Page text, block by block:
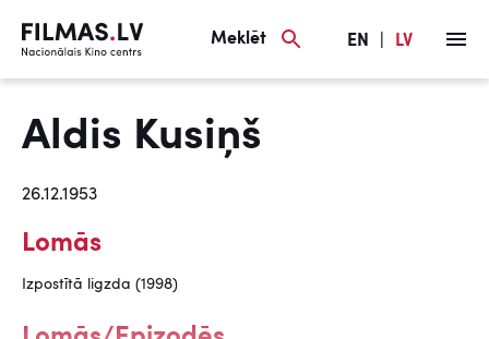
Meklēt EN LV
Aldis Kusiņš
26.12.1953
Lomās
Izpostītā ligzda (1998)